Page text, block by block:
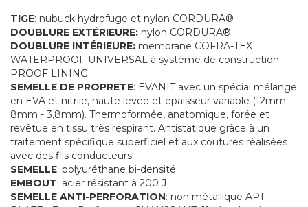
TIGE: nubuck hydrofuge et nylon CORDURA®
DOUBLURE EXTÉRIEURE: nylon CORDURA®
DOUBLURE INTÉRIEURE: membrane COFRA-TEX
WATERPROOF UNIVERSAL à système de construction
PROOF LINING
SEMELLE DE PROPRETE: EVANIT avec un spécial mélange
en EVA et nitrile, haute levée et épaisseur variable (12mm -
8mm - 3,8mm). Thermoformée, anatomique, forée et
revêtue en tissu très respirant. Antistatique grâce à un
traitement spécifique superficiel et aux coutures réalisées
avec des fils conducteurs
SEMELLE: polyuréthane bi-densité
EMBOUT: acier résistant à 200 J
SEMELLE ANTI-PERFORATION: non métallique APT